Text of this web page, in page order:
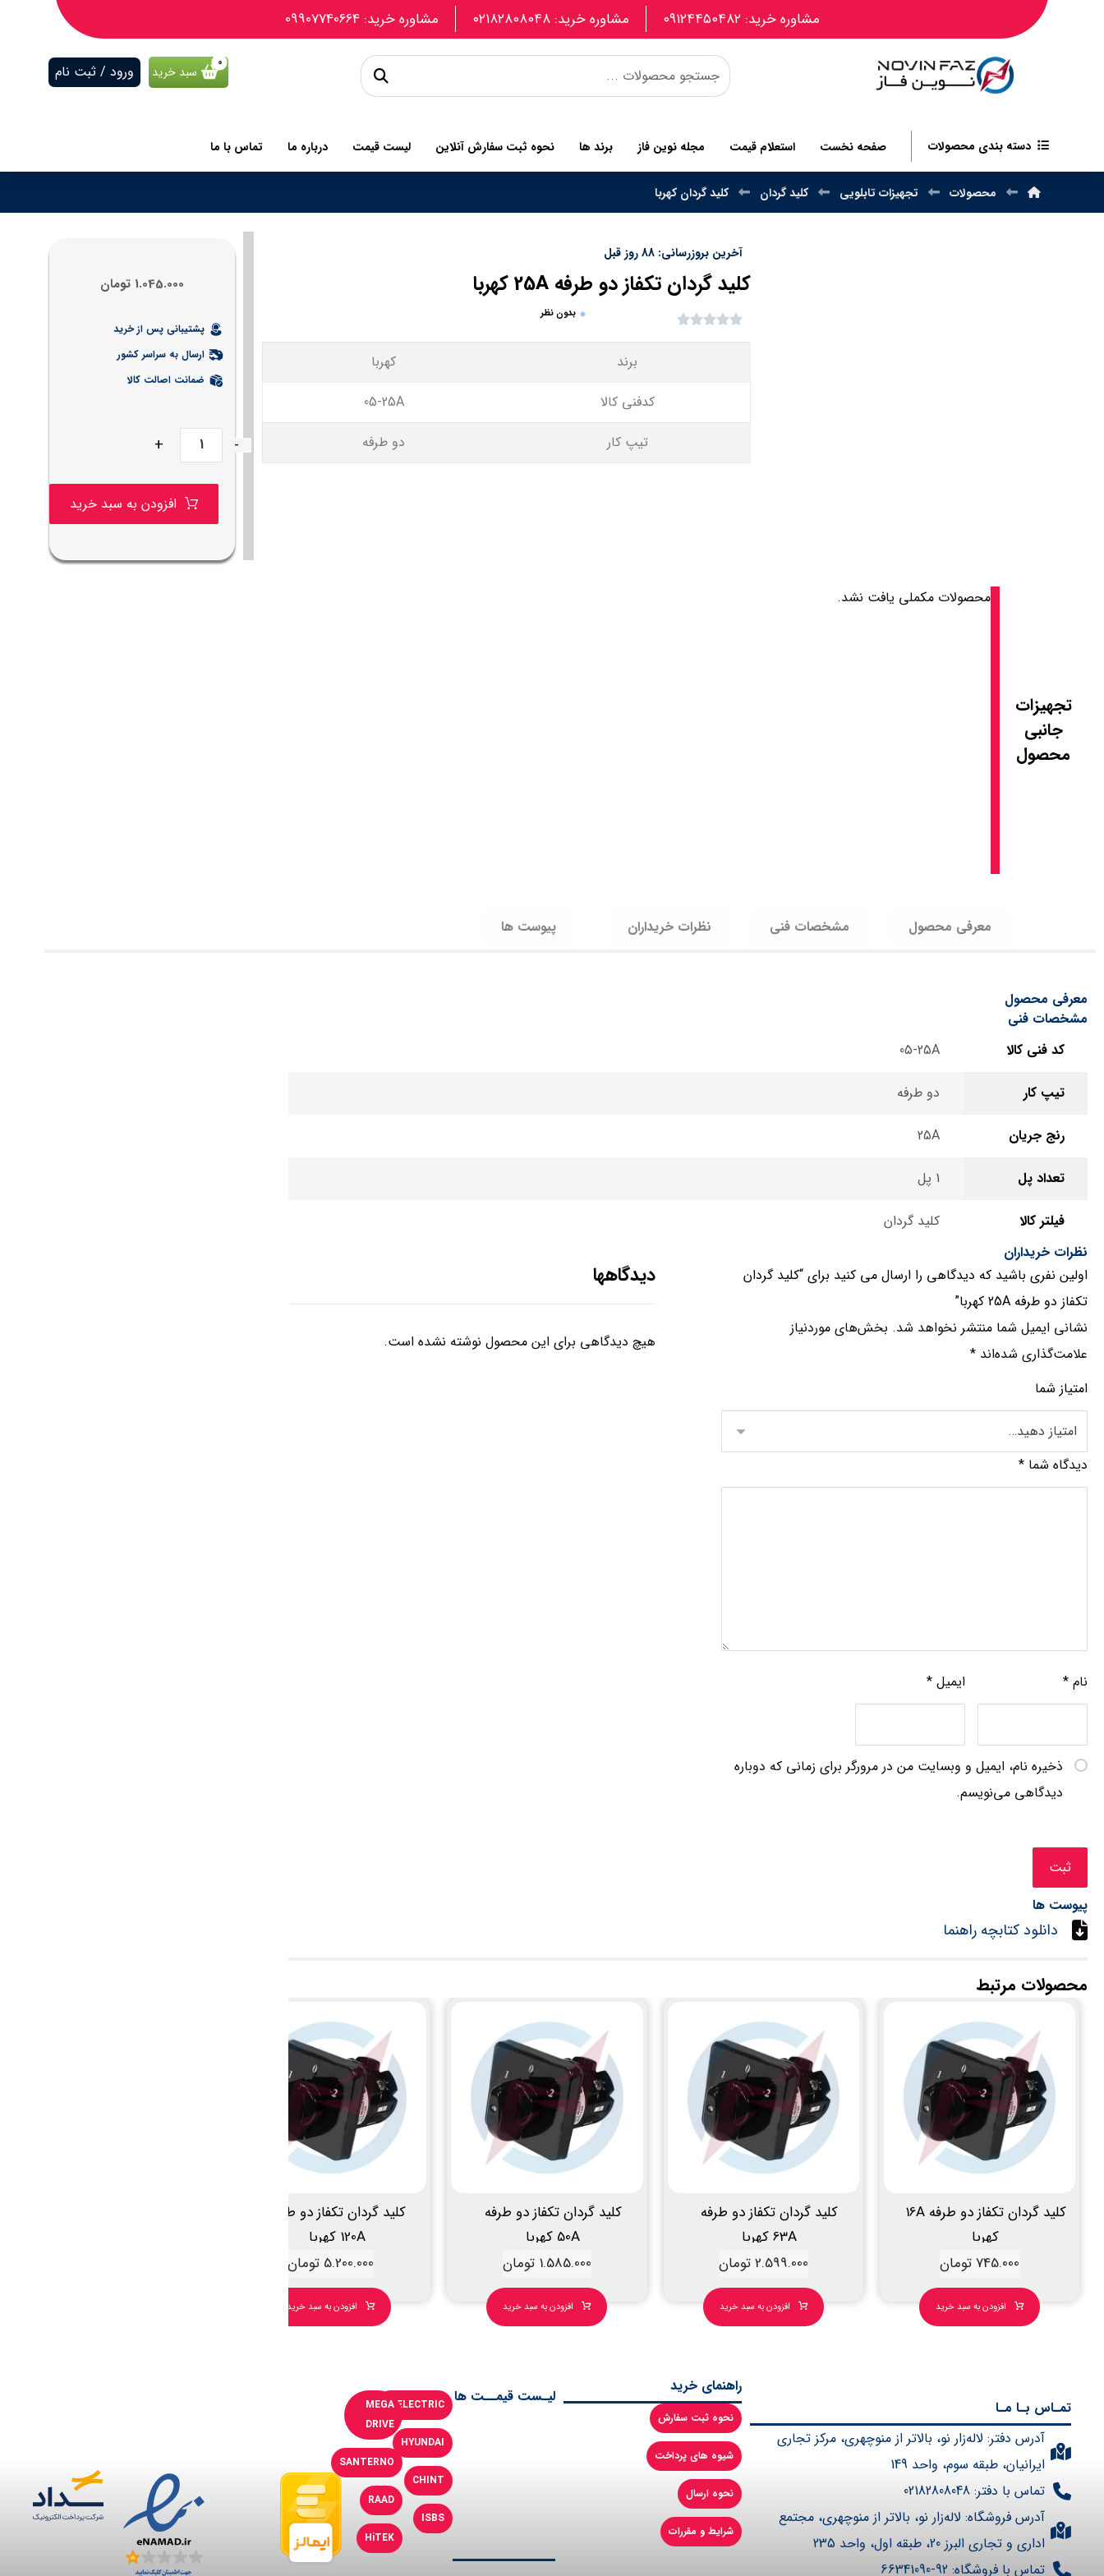
مشاوره خرید: 09907740664 مشاوره خرید: ۰۲۱۸۲۸۰۸۰۴۸ مشاوره خرید: ۰۹۱۲۴۴۵۰۴۸۲
ورود / ثبت نام سبد خرید
دسته بندی محصولات صفحه نخست استعلام قیمت مجله نوین فاز برند ها نحوه ثبت سفارش آنلاین لیست قیمت درباره ما تماس با ما
محصولات تجهیزات تابلویی کلید گردان کلید گردان کهربا
آخرین بروزرسانی: 88 روز قبل
کلید گردان تکفاز دو طرفه 25A کهربا
بدون نظر
برند
کهربا
کدفنی کالا
05-25A
تیپ کار
دو طرفه
1.045.000 تومان
پشتیبانی پس از خرید
ارسال به سراسر کشور
ضمانت اصالت کالا
-
+
افزودن به سبد خرید
تجهیزات
جانبی
محصول
محصولات مکملی یافت نشد.
معرفی محصول مشخصات فنی نظرات خریداران پیوست ها
معرفی محصول
مشخصات فنی
کد فنی کالا
05-25A
تیپ کار دو طرفه
رنج جریان 25A
تعداد پل 1 پل
فیلتر کالا
کلید گردان
نظرات خریداران
دیدگاهها
هیچ دیدگاهی برای این محصول نوشته نشده است.
اولین نفری باشید که دیدگاهی را ارسال می کنید برای “کلید گردان
تکفاز دو طرفه 25A کهربا”
نشانی ایمیل شما منتشر نخواهد شد. بخش‌های موردنیاز
علامت‌گذاری شده‌اند *
امتیاز شما
دیدگاه شما *
نام * ایمیل *
ذخیره نام، ایمیل و وبسایت من در مرورگر برای زمانی که دوباره
دیدگاهی می‌نویسم.
پیوست ها
دانلود کتابچه راهنما
محصولات مرتبط
کلید گردان تکفاز دو طرفه 16A
کهربا
745.000تومان
افزودن به سبد خرید
کلید گردان تکفاز دو طرفه
63A کهربا
2.599.000تومان
افزودن به سبد خرید
کلید گردان تکفاز دو طرفه
50A کهربا
1.585.000 تومان
افزودن به سبد خرید
کلید گردان تکفاز دو طرفه
120A کهربا
5.200.000 تومان
افزودن به سبد خرید
تمـاس بـا مـا
آدرس دفتر: لاله‌زار نو، بالاتر از منوچهری، مرکز تجاری
ایرانیان، طبقه سوم، واحد 149
تماس با دفتر: 02182808048
آدرس فروشگاه: لاله‌زار نو، بالاتر از منوچهری، مجتمع
اداری و تجاری البرز 20، طبقه اول، واحد 235
تماس با فروشگاه: 92-66341090
راهنمای خرید
نحوه ثبت سفارش
شیوه های پرداخت
نحوه ارسال
شرایط و مقررات
لیـست قیمــت ها LSELECTRIC
HYUNDAI
CHINT
ISBS
MEGA
DRIVE
SANTERNO
RAAD
HiTEK